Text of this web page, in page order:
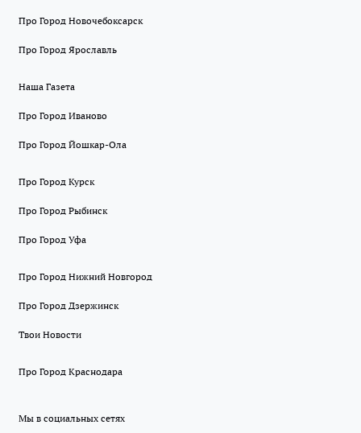
Про Город Новочебоксарск
Про Город Ярославль
Наша Газета
Про Город Иваново
Про Город Йошкар-Ола
Про Город Курск
Про Город Рыбинск
Про Город Уфа
Про Город Нижний Новгород
Про Город Дзержинск
Твои Новости
Про Город Краснодара
Мы в социальных сетях